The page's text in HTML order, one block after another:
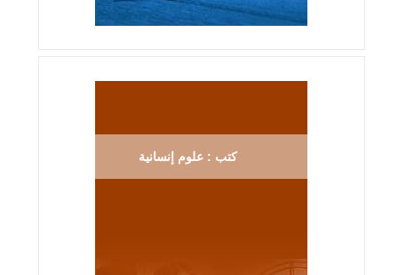
كتب : علوم إنسانية